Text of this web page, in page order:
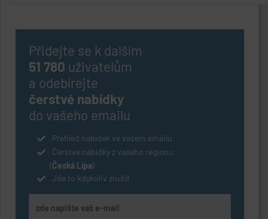
Přidejte se k dalším
51 780 uživatelům
a odebírejte
čerstvé nabídky
do vašeho emailu
Přehled nabídek ve vašem emailu
Čerstvé nabídky z vašeho regionu
(Česká Lípa)
Jde to kdykoliv zrušit